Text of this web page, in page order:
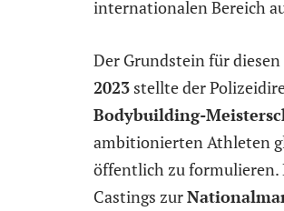
internationalen Bereich
Der Grundstein für
2023 stellte der
Bodybuilding-
ambitionierten Athleten
öffentlich zu formulieren.
Castings zur